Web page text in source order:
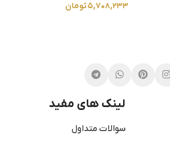
۵,۷۰۸,۲۳۳تومان
لینک های مفید
سوالات متداول